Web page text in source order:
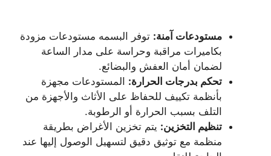
مستودعات آمنة: توفر البسمه مستودعات مزودة
بكاميرات مراقبة وحراسة على مدار الساعة
لضمان أمان العفش والبضائع.
تحكم بدرجات الحرارة: المستودعات مجهزة
بأنظمة تكييف للحفاظ على الأثاث والأجهزة من
التلف بسبب الحرارة أو الرطوبة.
تنظيم التخزين: يتم تخزين الأغراض بطريقة
منظمة مع توثيق دقيق لتسهيل الوصول إليها عند